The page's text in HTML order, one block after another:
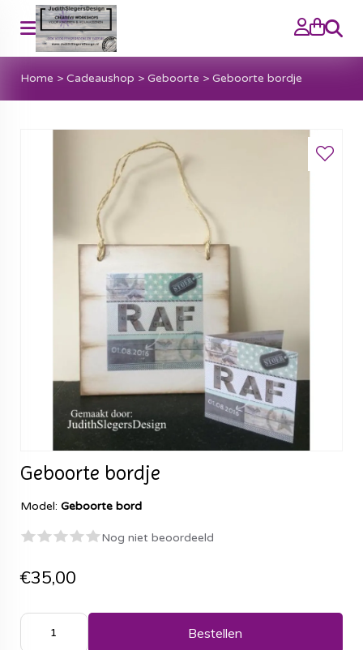
Zoeken
Home > Cadeaushop > Geboorte > Geboorte bordje
Geboorte bordje
Model: Geboorte bord
Nog niet beoordeeld
€35,00
Bestellen